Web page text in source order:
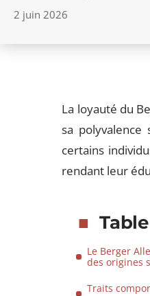
2 juin 2026
La loyauté du
sa polyvalence
certains
rendant leur
Le Berger
des origines
Traits